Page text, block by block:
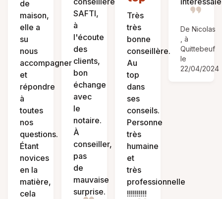
de
maison,
elle a
su
nous
accompagner
et
répondre
à
toutes
nos
questions.
Étant
novices
en la
matière,
cela
SAFTI,
à
l'écoute
des
clients,
bon
échange
avec
le
notaire.
À
conseiller,
pas
de
mauvaise
surprise.
Très
très
bonne
conseillère.
Au
top
dans
ses
conseils.
Personne
très
humaine
et
très
professionnelle
!!!!!!!!!!
De Nicolas
, à
Quittebeuf
le
22/04/2024